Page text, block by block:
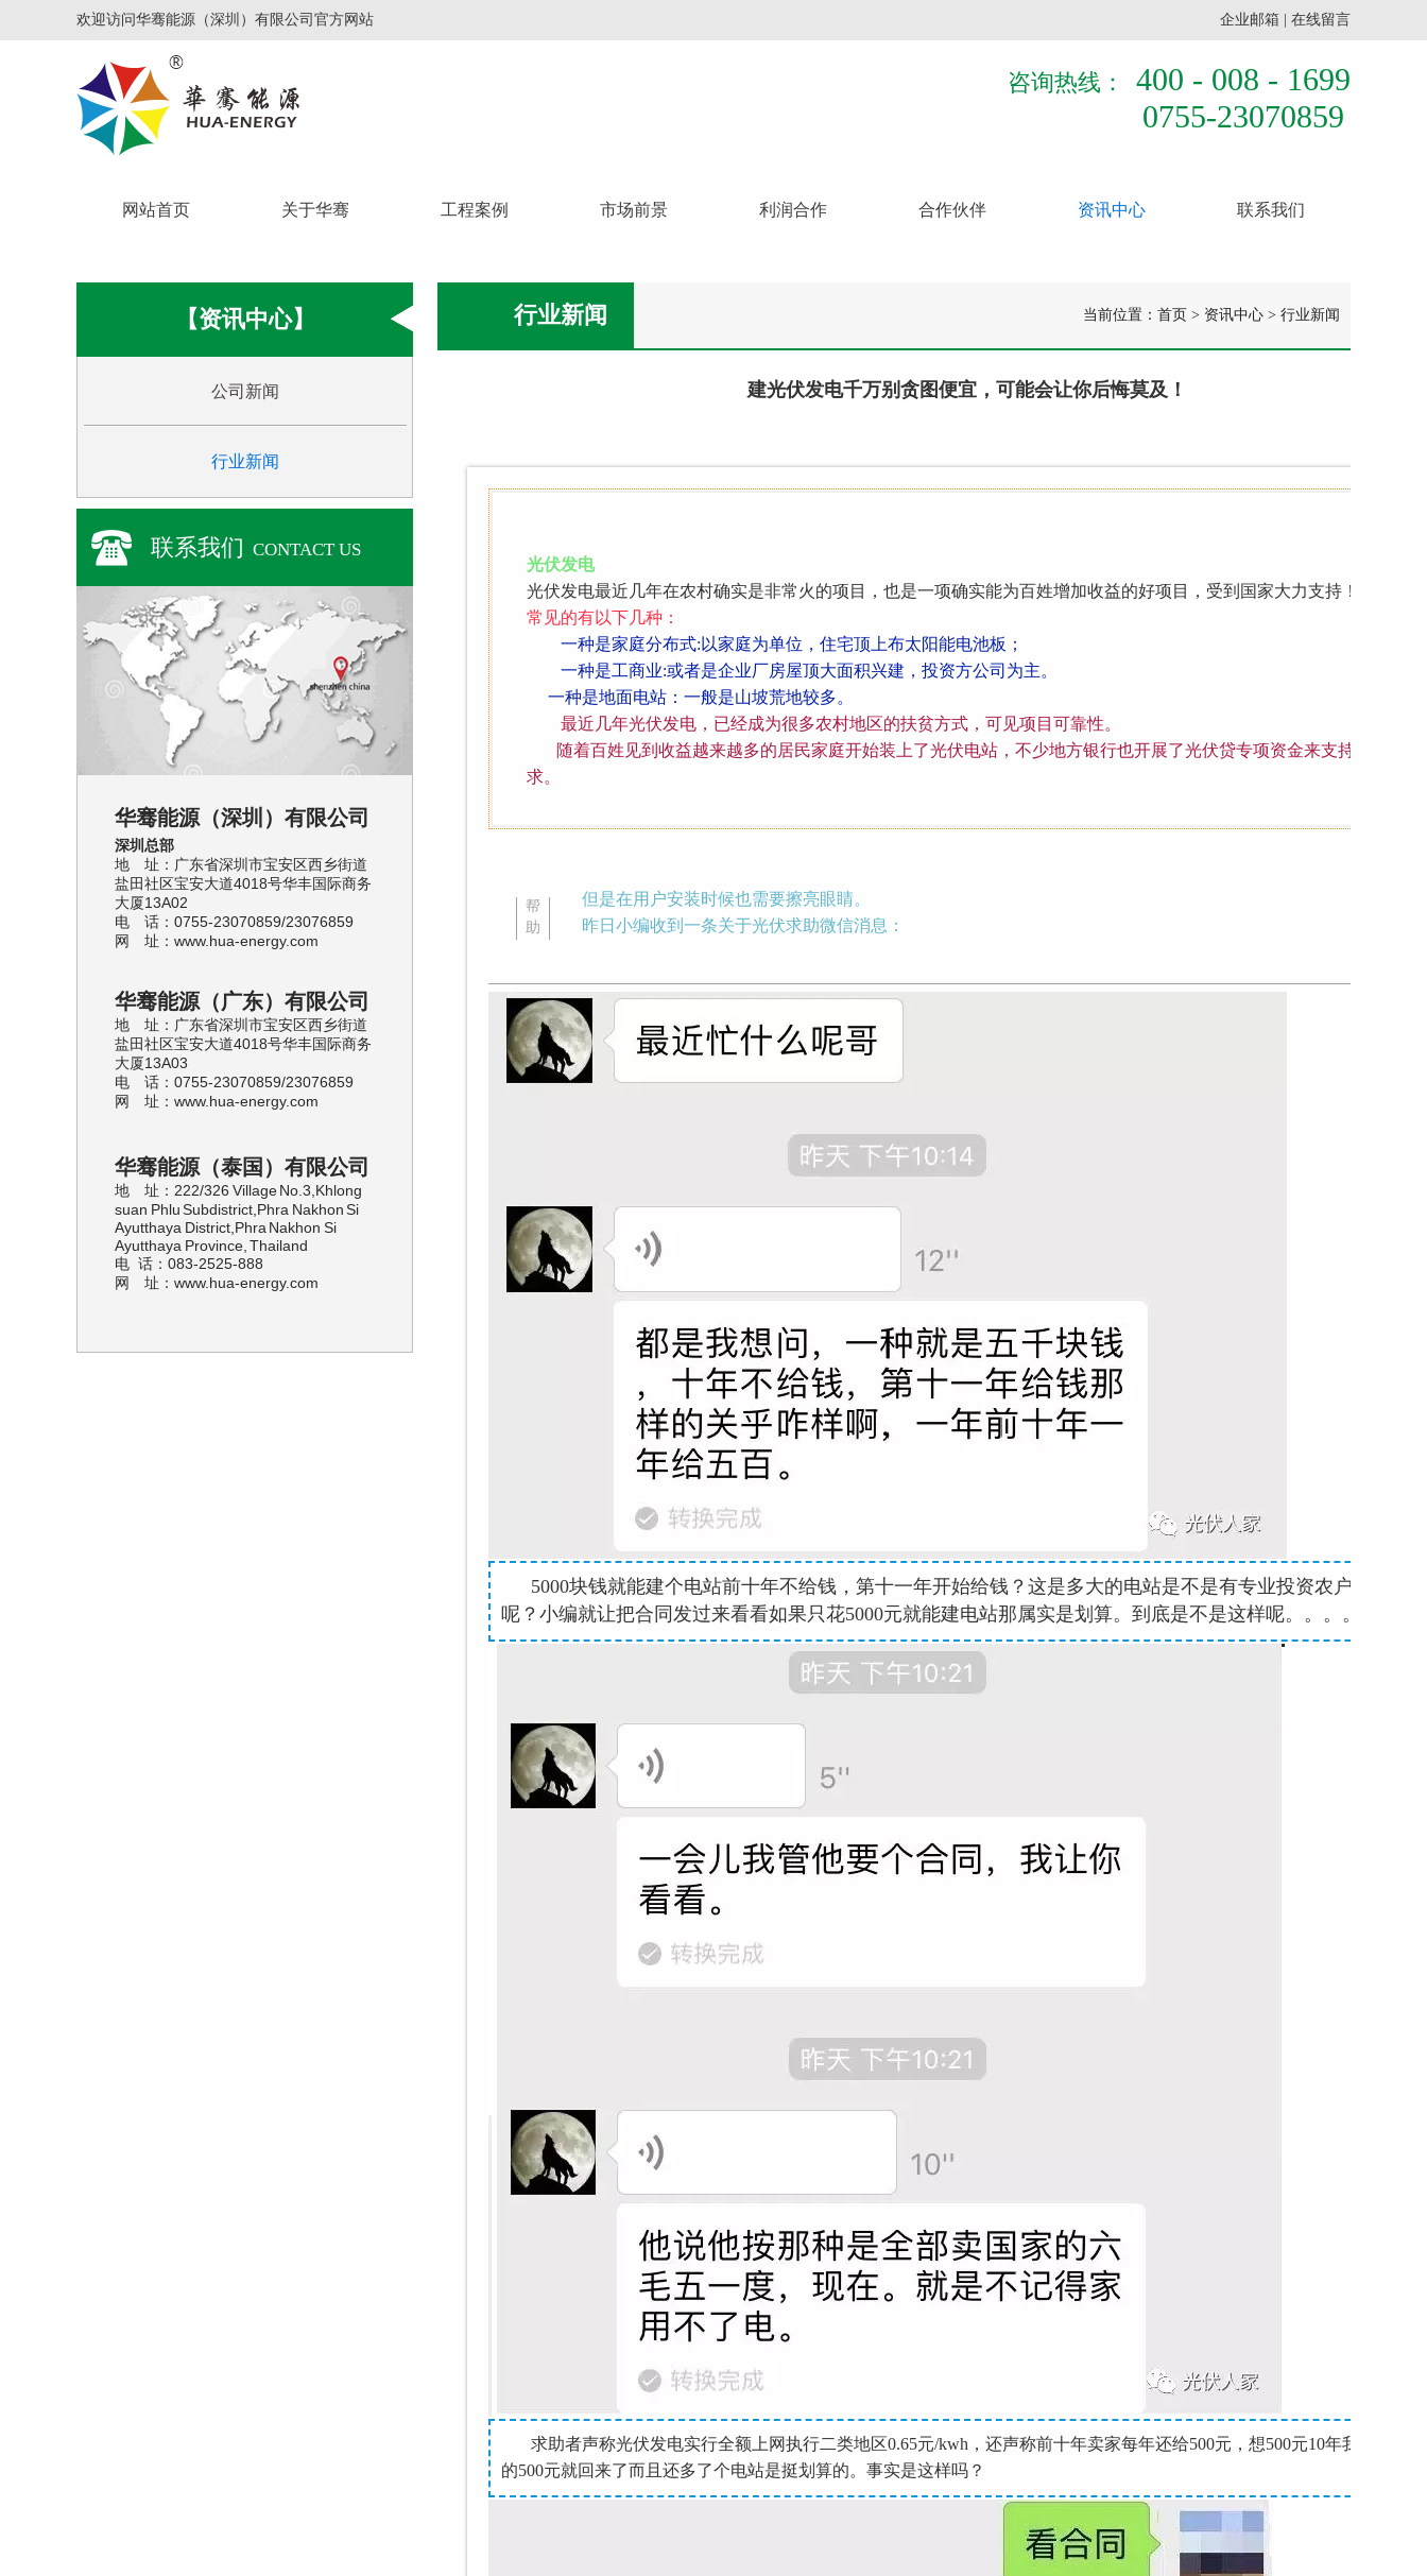
企业邮箱 在线留言
欢迎访问华骞能源（深圳）有限公司官方网站
咨询热线：
400 - 008 - 1699
0755-23070859
网站首页 关于华骞 工程案例 市场前景 利润合作 合作伙伴 资讯中心 联系我们
【资讯中心】
公司新闻
行业新闻
联系我们 CONTACT US
华骞能源（深圳）有限公司
深圳总部
地 址：广东省深圳市宝安区西乡街道
盐田社区宝安大道4018号华丰国际商务
大厦13A02
电 话：0755-23070859/23076859
网 址：www.hua-energy.com
华骞能源（广东）有限公司
地 址： 广东省深圳市宝安区西乡街道
盐田社区宝安大道4018号华丰国际商务
大厦13A03
电 话： 0755-23070859/23076859
网 址：www.hua-energy.com
华骞能源（泰国）有限公司
地 址：222/326 Village No.3,Khlong
suan Phlu Subdistrict,Phra Nakhon Si
Ayutthaya District,Phra Nakhon Si
Ayutthaya Province, Thailand
电 话：083-2525-888
网 址：www.hua-energy.com
行业新闻 当前位置： 首页 > 资讯中心 > 行业新闻
建光伏发电千万别贪图便宜，可能会让你后悔莫及！
光伏发电
光伏发电最近几年在农村确实是非常火的项目，也是一项确实能为百姓增加收益的好项目，受到国家大力支持！
常见的有以下几种：
一种是家庭分布式:以家庭为单位，住宅顶上布太阳能电池板；
一种是工商业:或者是企业厂房屋顶大面积兴建，投资方公司为主。
一种是地面电站：一般是山坡荒地较多。
最近几年光伏发电，已经成为很多农村地区的扶贫方式，可见项目可靠性。
随着百姓见到收益越来越多的居民家庭开始装上了光伏电站，不少地方银行也开展了光伏贷专项资金来支持用户需
求。
帮
助
但是在用户安装时候也需要擦亮眼睛。
昨日小编收到一条关于光伏求助微信消息：
5000块钱就能建个电站前十年不给钱，第十一年开始给钱？这是多大的电站是不是有专业投资农户的
呢？小编就让把合同发过来看看如果只花5000元就能建电站那属实是划算。到底是不是这样呢。。。。。
求助者声称光伏发电实行全额上网执行二类地区0.65元/kwh，还声称前十年卖家每年还给500元，想500元10年我花
的500元就回来了而且还多了个电站是挺划算的。事实是这样吗？